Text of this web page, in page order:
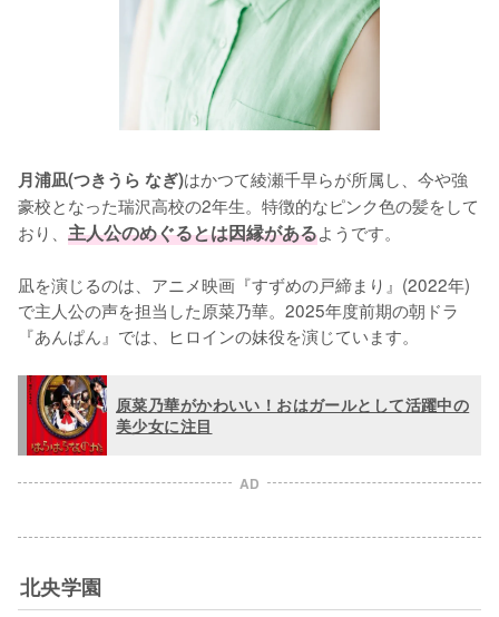
月浦凪(つきうら なぎ)はかつて綾瀬千早らが所属し、今や強
豪校となった瑞沢高校の2年生。特徴的なピンク色の髪をして
おり、 主人公のめぐるとは因縁があるようです。
凪を演じるのは、アニメ映画『すずめの戸締まり』(2022年)
で主人公の声を担当した原菜乃華。2025年度前期の朝ドラ
『あんぱん』では、ヒロインの妹役を演じています。
原菜乃華がかわいい！おはガールとして活躍中の
美少女に注目
AD
北央学園